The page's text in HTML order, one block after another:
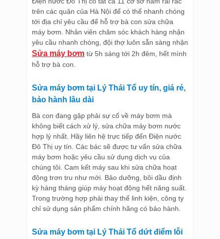
trên các quận của Hà Nội để có thể nhanh chóng
tới địa chỉ yêu cầu để hỗ trợ bà con sửa chữa
máy bơm. Nhân viên chăm sóc khách hàng nhận
yêu cầu nhanh chóng, đội thợ luôn sẵn sàng nhận
Sửa máy bơm từ 5h sáng tới 2h đêm, hết mình
hỗ trợ bà con.
Sửa máy bơm tại Lý Thái Tổ uy tín, giá rẻ,
bảo hành lâu dài
Bà con đang gặp phải sự cố về máy bơm mà
không biết cách xử lý, sửa chữa máy bơm nước
hợp lý nhất. Hãy liên hệ trực tiếp đến Điện nước
Đô Thị uy tín. Các bác sẽ được tư vấn sửa chữa
máy bơm hoặc yêu cầu sử dụng dịch vụ của
chúng tôi. Cam kết máy sau khi sửa chữa hoạt
động trơn tru như mới. Bảo dưỡng, bôi dầu định
kỳ hàng tháng giúp máy hoạt động hết năng suất.
Trong trường hợp phải thay thế linh kiện, công ty
chỉ sử dụng sản phẩm chính hãng có bảo hành.
Sửa máy bơm tại Lý Thái Tổ dứt điểm lỗi